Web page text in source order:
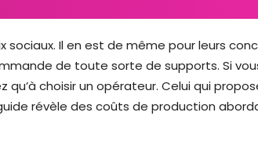
sociaux. Il en est de même pour leurs
de toute sorte de supports. Si
qu’à choisir un opérateur. Celui qui
révèle des coûts de production